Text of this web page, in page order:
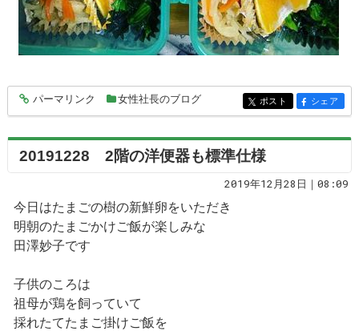
entry5510
パーマリンク 女性社長のブログ entry5510
ポスト entry5510
シェア
20191228 2階の洋便器も標準仕様
2019年12月28日｜08:09
今日はたまごの樹の新鮮卵をいただき
明朝のたまごかけご飯が楽しみな
田澤妙子です
子供のころは
祖母が鶏を飼っていて
採れたてたまご掛けご飯を